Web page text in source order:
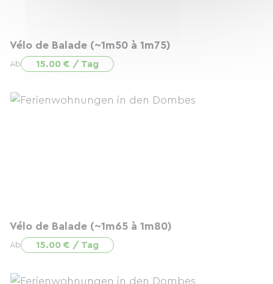
Vélo de Balade (~1m50 à 1m75)
Ab 15.00 € / Tag
Vélo de Balade (~1m65 à 1m80)
Ab 15.00 € / Tag